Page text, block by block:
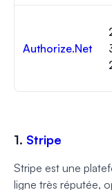
Authorize.Net
1. Stripe
Stripe est une
ligne très réputée,